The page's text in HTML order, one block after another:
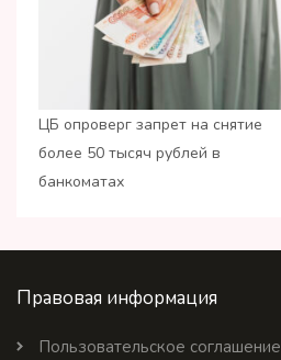
ЦБ опроверг запрет на снятие
более 50 тысяч рублей в
банкоматах
Правовая информация
Пользовательское соглашение